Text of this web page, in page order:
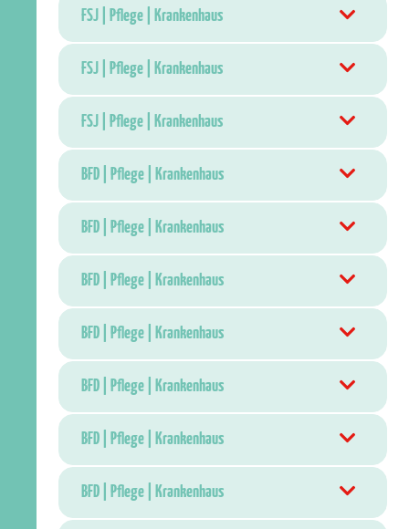
FSJ | Pflege | Krankenhaus
FSJ | Pflege | Krankenhaus
FSJ | Pflege | Krankenhaus
BFD | Pflege | Krankenhaus
BFD | Pflege | Krankenhaus
BFD | Pflege | Krankenhaus
BFD | Pflege | Krankenhaus
BFD | Pflege | Krankenhaus
BFD | Pflege | Krankenhaus
BFD | Pflege | Krankenhaus